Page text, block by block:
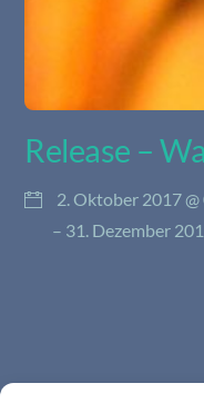
Release –
2. Oktober 2017 @
– 31. Dezember